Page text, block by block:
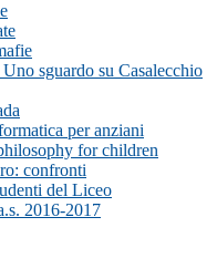
sguardo su Casalecchio
per anziani
for children
confronti
del Liceo
2016-2017